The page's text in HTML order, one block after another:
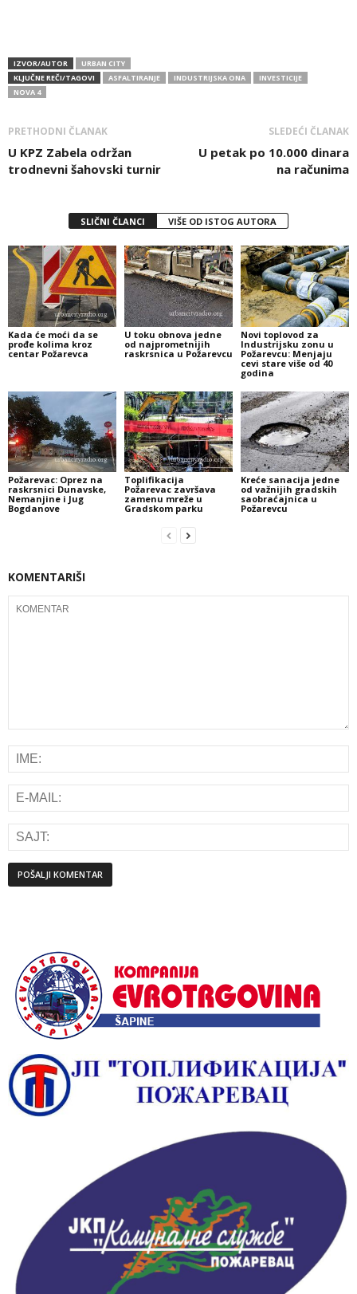
IZVOR/AUTOR
URBAN CITY
KLJUČNE REČI/TAGOVI
ASFALTIRANJE INDUSTRIJSKA ONA
INVESTICIJE
NOVA 4
PRETHODNI ČLANAK
U KPZ Zabela održan
trodnevni šahovski turnir
SLEDEĆI ČLANAK
U petak po 10.000 dinara
na računima
SLIČNI ČLANCI VIŠE OD ISTOG AUTORA
Kada će moći da se
prođe kolima kroz
centar Požarevca
U toku obnova jedne
od najprometnijih
raskrsnica u Požarevcu
Novi toplovod za
Industrijsku zonu u
Požarevcu: Menjaju
cevi stare više od 40
godina
Požarevac: Oprez na
raskrsnici Dunavske,
Nemanjine i Jug
Bogdanove
Toplifikacija
Požarevac završava
zamenu mreže u
Gradskom parku
Kreće sanacija jedne
od važnijih gradskih
saobraćajnica u
Požarevcu
KOMENTARIŠI